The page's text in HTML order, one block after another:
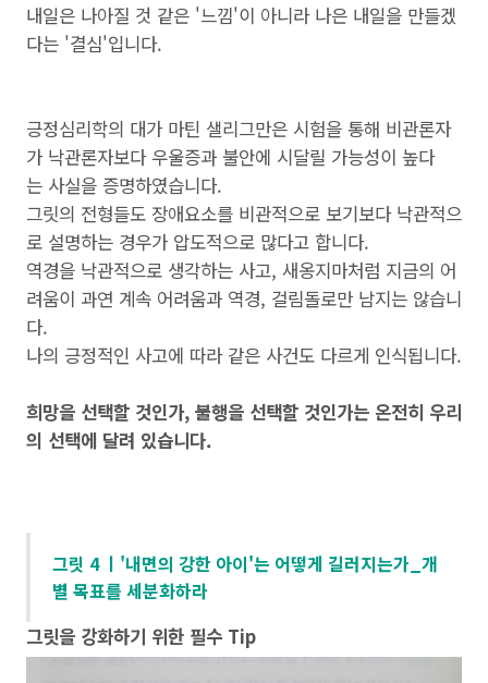
내일은 나아질 것 같은 '느낌'이 아니라 나은 내일을 만들겠
다는 '결심'입니다.
긍정심리학의 대가 마틴 샐리그만은 시험을 통해 비관론자
가 낙관론자보다 우울증과 불안에 시달릴 가능성이 높다
는 사실을 증명하였습니다.
그릿의 전형들도 장애요소를 비관적으로 보기보다 낙관적으
로 설명하는 경우가 압도적으로 많다고 합니다.
역경을 낙관적으로 생각하는 사고, 새옹지마처럼 지금의 어
려움이 과연 계속 어려움과 역경, 걸림돌로만 남지는 않습니
다.
나의 긍정적인 사고에 따라 같은 사건도 다르게 인식됩니다.
희망을 선택할 것인가, 불행을 선택할 것인가는 온전히 우리
의 선택에 달려 있습니다.
그릿 4 ㅣ'내면의 강한 아이'는 어떻게 길러지는가_개
별 목표를 세분화하라
그릿을 강화하기 위한 필수 Tip